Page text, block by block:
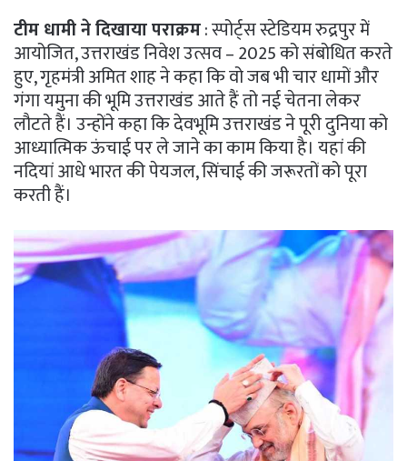
टीम धामी ने दिखाया पराक्रम: स्पोर्ट्स स्टेडियम रुद्रपुर में
आयोजित, उत्तराखंड निवेश उत्सव – 2025 को संबोधित करते
हुए, गृहमंत्री अमित शाह ने कहा कि वो जब भी चार धामों और
गंगा यमुना की भूमि उत्तराखंड आते हैं तो नई चेतना लेकर
लौटते हैं। उन्होंने कहा कि देवभूमि उत्तराखंड ने पूरी दुनिया को
आध्यात्मिक ऊंचाई पर ले जाने का काम किया है। यहां की
नदियां आधे भारत की पेयजल, सिंचाई की जरूरतों को पूरा
करती हैं।